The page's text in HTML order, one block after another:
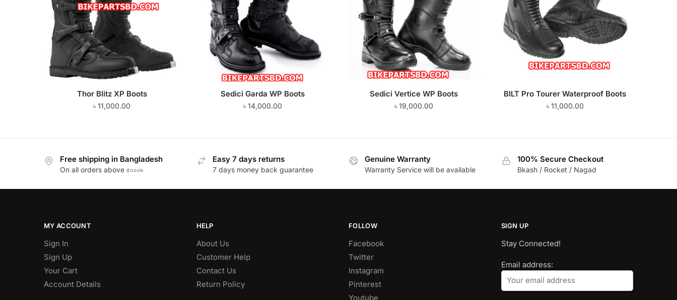
Thor Blitz XP Boots
৳ 11,000.00
Sedici Garda WP Boots
৳14,000.00
Sedici Vertice WP Boots
৳19,000.00
BILT Pro Tourer Waterproof Boots
৳ 11,000.00
Free shipping in Bangladesh
On all orders above ৫০০০৳
Easy 7 days returns
7 days money back guarantee
Genuine Warranty
Warranty Service will be available
100% Secure Checkout
Bkash / Rocket / Nagad
MY ACCOUNT
Sign In
Sign Up
Your Cart
Account Details
HELP
About Us
Customer Help
Contact Us
Return Policy
FOLLOW
Facebook
Twitter
Instagram
Pinterest
Youtube
SIGN UP
Stay Connected!
Email address: